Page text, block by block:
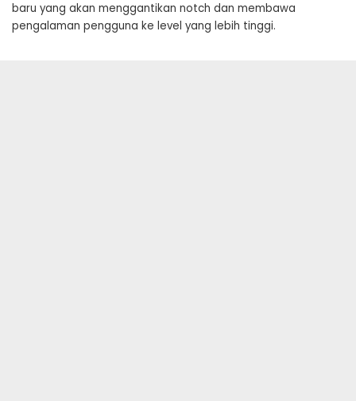
baru yang akan menggantikan notch dan membawa
pengalaman pengguna ke level yang lebih tinggi.